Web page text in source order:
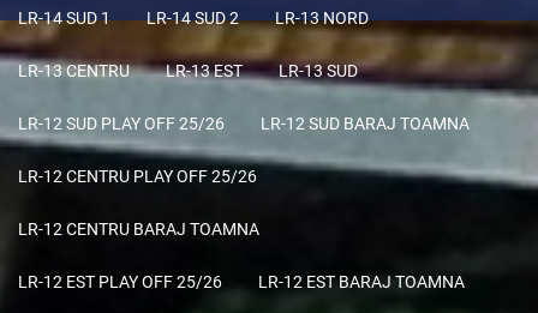
LR-14 SUD 1 LR-14 SUD 2 LR-13 NORD
LR-13 CENTRU LR-13 EST LR-13 SUD
LR-12 SUD PLAY OFF 25/26 LR-12 SUD BARAJ TOAMNA
LR-12 CENTRU PLAY OFF 25/26
LR-12 CENTRU BARAJ TOAMNA
LR-12 EST PLAY OFF 25/26 LR-12 EST BARAJ TOAMNA